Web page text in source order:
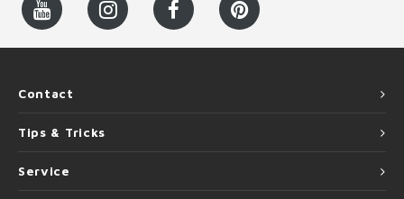
Contact
Tips & Tricks
Service